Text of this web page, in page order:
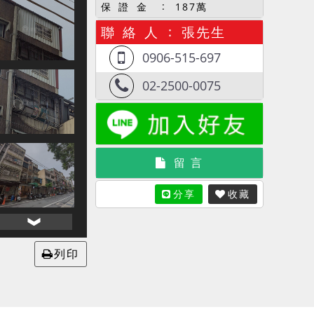
列印
保 證 金 187萬
聯 絡 人 張先生
0906-515-697
02-2500-0075
留 言
分享 收藏